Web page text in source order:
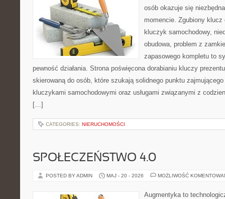
osób okazuje się
momencie. Zgubiony
kluczyk samochodowy,
obudowa, problem z
zapasowego kompletu to
pewność działania. Strona poświęcona dorabianiu kluczy
skierowaną do osób, które szukają solidnego punktu
kluczykami samochodowymi oraz usługami związanymi z
[…]
CATEGORIES: NIERUCHOMOŚCI
SPOŁECZEŃSTWO 4.0
POSTED BY ADMIN MAJ - 20 - 2026 MOŻLIWOŚĆ
Augmentyka to